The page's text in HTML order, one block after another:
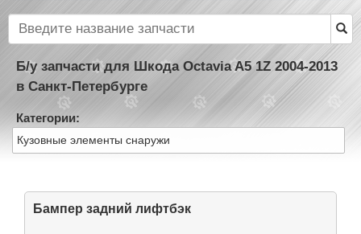
Б/у запчасти для Шкода Octavia A5 1Z 2004-2013
в Санкт-Петербурге
Категории:
Кузовные элементы снаружи
Бампер задний лифтбэк